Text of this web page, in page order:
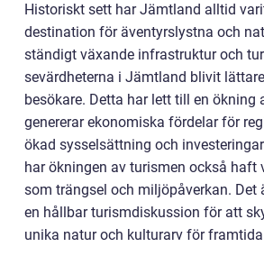
Historiskt sett har Jämtland alltid
destination för äventyrslystna och
ständigt växande infrastruktur och
sevärdheterna i Jämtland blivit
besökare. Detta har lett till en ökning
genererar ekonomiska fördelar för
ökad sysselsättning och
har ökningen av turismen också haft
som trängsel och miljöpåverkan. Det
en hållbar turismdiskussion för att
unika natur och kulturarv för framtida